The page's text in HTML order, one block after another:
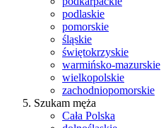
podlaskie
pomorskie
śląskie
świętokrzyskie
warmińsko-mazurskie
wielkopolskie
zachodniopomorskie
Szukam męża
Cała Polska